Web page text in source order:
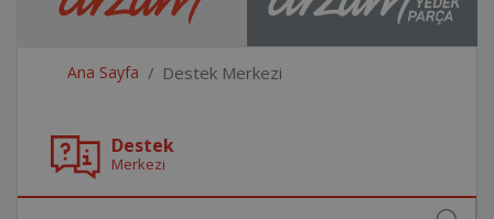
Ana Sayfa Destek Merkezi
Destek
Merkezi